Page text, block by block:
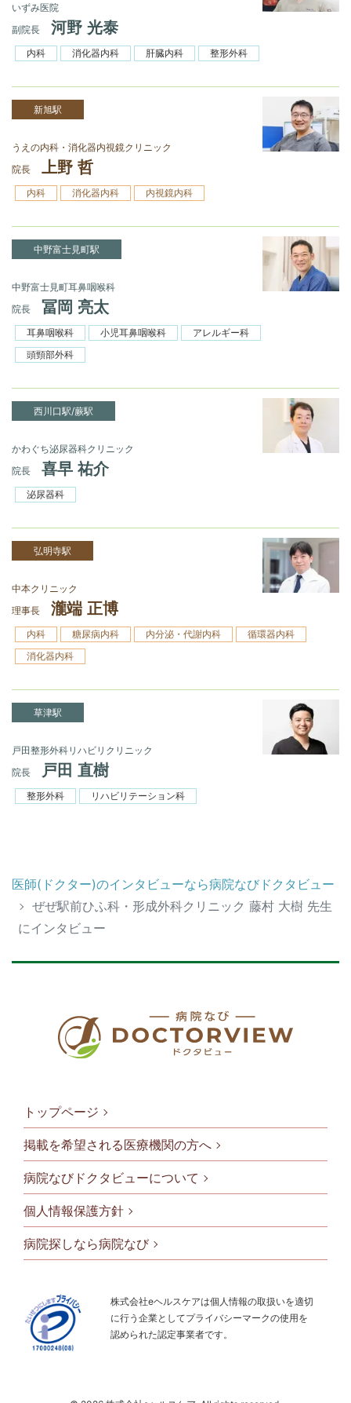
いずみ医院
副院長
河野 光泰
内科 消化器内科 肝臓内科 整形外科
新旭駅
うえの内科・消化器内視鏡クリニック
院長
上野 哲
内科 消化器内科 内視鏡内科
中野富士見町駅
中野富士見町耳鼻咽喉科
院長
冨岡 亮太
耳鼻咽喉科 小児耳鼻咽喉科
アレルギー科
頭頸部外科
西川口駅/蕨駅
かわぐち泌尿器科クリニック
院長
喜早 祐介
泌尿器科
弘明寺駅
中本クリニック
理事長
瀧端 正博
内科 糖尿病内科 内分泌・代謝内科
循環器内科
消化器内科
草津駅
戸田整形外科リハビリクリニック
院長
戸田 直樹
整形外科 リハビリテーション科
医師(ドクター)のインタビューなら病院なびドクタビュー
ぜぜ駅前ひふ科・形成外科クリニック 藤村 大樹 先生
にインタビュー
フッタメニ
トップページ
掲載を希望される医療機関の方へ
病院なびドクタビューについて
個人情報保護方針
病院探しなら病院なび
株式会社eヘルスケアは個人情報の取扱いを適切
に行う企業としてプライバシーマークの使用を
認められた認定事業者です。